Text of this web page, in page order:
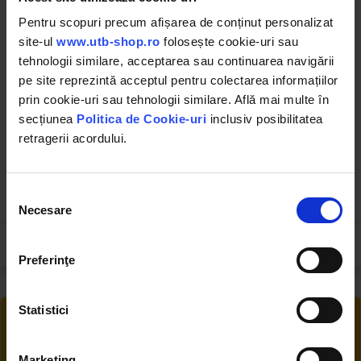
Pentru scopuri precum afișarea de conținut personalizat
site-ul www.utb-shop.ro folosește cookie-uri sau
tehnologii similare, acceptarea sau continuarea navigării
pe site reprezintă acceptul pentru colectarea informațiilor
prin cookie-uri sau tehnologii similare. Află mai multe în
secțiunea Politica de Cookie-uri inclusiv posibilitatea
retragerii acordului.
consimțământului
Necesare
Preferinţe
Statistici
DIS1400/38
Anvelopa agricola 1400/38
crampon U-650 10PR R-1
Breckner Germany
DISCA650
Camera de aer fata U-650
600-650/20 Tip valva TR15
produsele de care ai nevoie fără griji